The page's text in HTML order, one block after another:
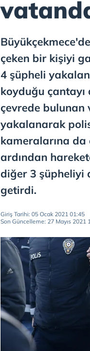
çeken bir kişiyi
4 şüpheli
koyduğu çantayı
çevrede
yakalanarak
kameralarına da
ardından
diğer 3 şüpheliyi
getirdi.
Giriş Tarihi: 05 Ocak 2021 01:45
Son Güncelleme: 27 Mayıs 2021